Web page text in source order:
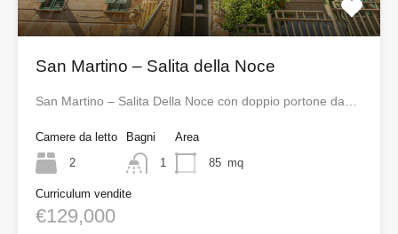
San Martino – Salita della Noce
San Martino – Salita Della Noce con doppio portone da…
Camere da letto
2
Bagni
1
Area
85 mq
Curriculum vendite
€129,000